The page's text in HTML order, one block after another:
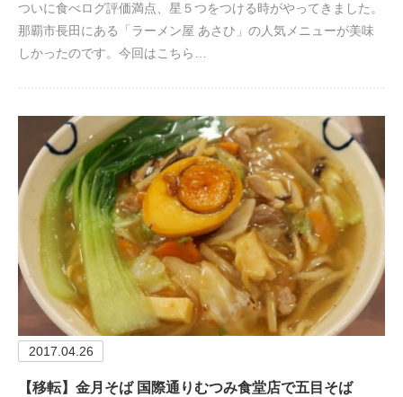
ついに食べログ評価満点、星５つをつける時がやってきました。
那覇市長田にある「ラーメン屋 あさひ」の人気メニューが美味
しかったのです。今回はこちら…
2017.04.26
【移転】金月そば 国際通りむつみ食堂店で五目そば